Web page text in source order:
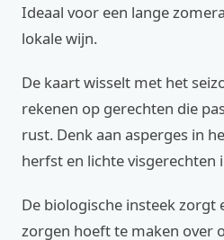
Ideaal voor een lange
lokale wijn.
De kaart wisselt met het
rekenen op gerechten die
rust. Denk aan asperges in
herfst en lichte visgerechten
De biologische insteek zorgt
zorgen hoeft te maken over